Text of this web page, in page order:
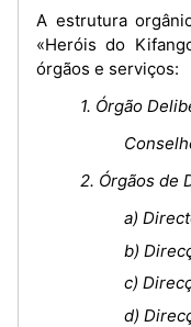
A estrutura
«Heróis do
órgãos e serviços:
1. Órgão
2. Órgãos de
a)
b)
c)
d)